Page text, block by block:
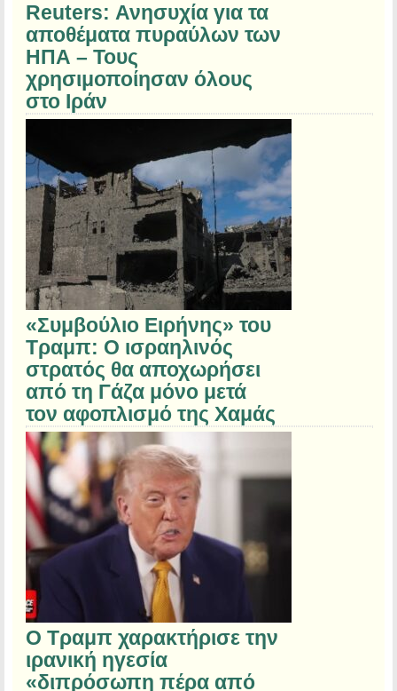
Reuters: Ανησυχία για τα
αποθέματα πυραύλων των
ΗΠΑ – Τους
χρησιμοποίησαν όλους
στο Ιράν
«Συμβούλιο Ειρήνης» του
Τραμπ: Ο ισραηλινός
στρατός θα αποχωρήσει
από τη Γάζα μόνο μετά
τον αφοπλισμό της Χαμάς
Ο Τραμπ χαρακτήρισε την
ιρανική ηγεσία
«διπρόσωπη πέρα από